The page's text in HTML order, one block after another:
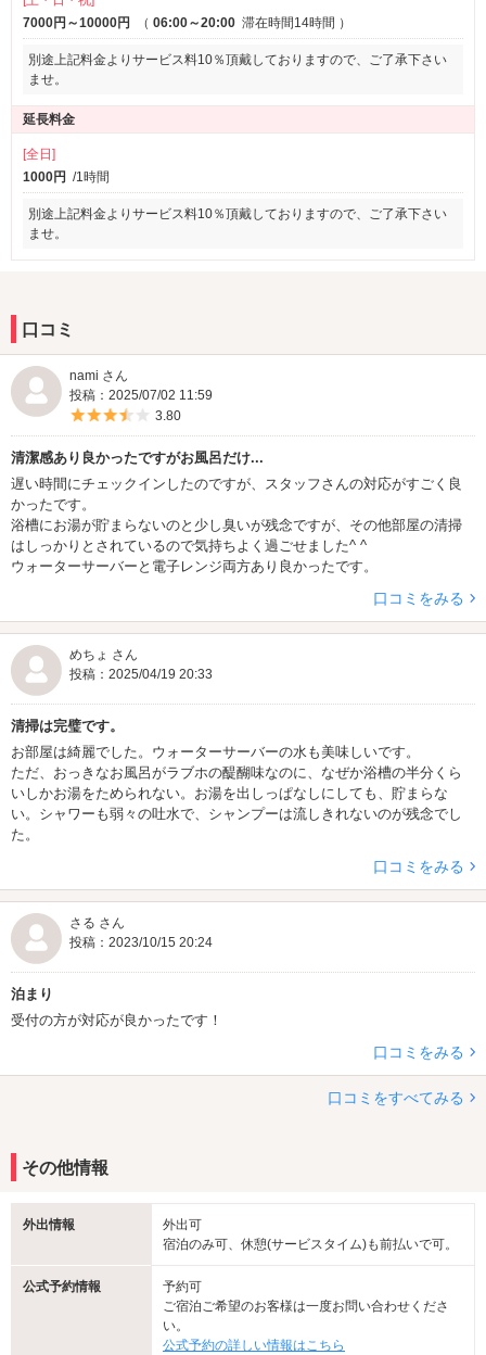
7000円～10000円
（ 06:00～20:00 滞在時間14時間 ）
別途上記料金よりサービス料10％頂戴しておりますので、ご了承下さい
ませ。
延長料金
[全日]
1000円 /1時間
別途上記料金よりサービス料10％頂戴しておりますので、ご了承下さい
ませ。
口コミ
nami さん
投稿：2025/07/02 11:59
5つ星のうち3.5
3.80
清潔感あり良かったですがお風呂だけ...
遅い時間にチェックインしたのですが、スタッフさんの対応がすごく良
かったです。
浴槽にお湯が貯まらないのと少し臭いが残念ですが、その他部屋の清掃
はしっかりとされているので気持ちよく過ごせました^ ^
ウォーターサーバーと電子レンジ両方あり良かったです。
口コミをみる
めちょ さん
投稿：2025/04/19 20:33
清掃は完璧です。
お部屋は綺麗でした。ウォーターサーバーの水も美味しいです。
ただ、おっきなお風呂がラブホの醍醐味なのに、なぜか浴槽の半分くら
いしかお湯をためられない。お湯を出しっぱなしにしても、貯まらな
い。シャワーも弱々の吐水で、シャンプーは流しきれないのが残念でし
た。
口コミをみる
さる さん
投稿：2023/10/15 20:24
泊まり
受付の方が対応が良かったです！
口コミをみる
口コミをすべてみる
その他情報
外出情報
外出可
宿泊のみ可、休憩(サービスタイム)も前払いで可。
公式予約情報
予約可
ご宿泊ご希望のお客様は一度お問い合わせくださ
い。
公式予約の詳しい情報はこちら